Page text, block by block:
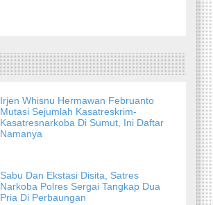
Irjen Whisnu Hermawan Februanto
Mutasi Sejumlah Kasatreskrim-
Kasatresnarkoba Di Sumut, Ini Daftar
Namanya
Sabu Dan Ekstasi Disita, Satres
Narkoba Polres Sergai Tangkap Dua
Pria Di Perbaungan